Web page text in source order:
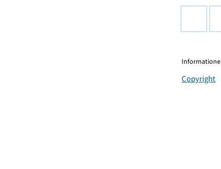
Copyright